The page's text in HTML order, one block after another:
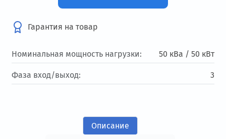
Гарантия на товар
Номинальная мощность нагрузки: 50 кВа / 50 кВт
Фаза вход/выход: 3
Описание